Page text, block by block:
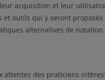
acquisition et leur
outils qui y seront
alternatives de notation.
des praticiens